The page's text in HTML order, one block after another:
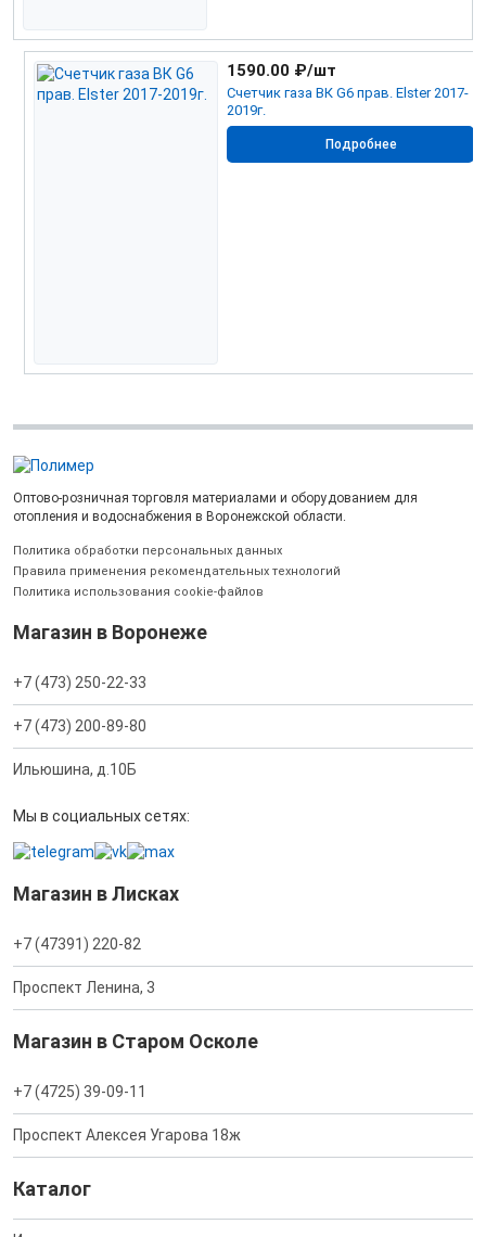
Счетчик газа ВК G6 прав. Elster 2017-
2019г.
1590.00 ₽/шт
Подробнее
Оптово-розничная торговля материалами и оборудованием для
отопления и водоснабжения в Воронежской области.
Политика обработки персональных данных
Правила применения рекомендательных технологий
Политика использования cookie-файлов
Магазин в Воронеже
+7 (473) 250-22-33
+7 (473) 200-89-80
Ильюшина, д.10Б
Мы в социальных сетях:
Магазин в Лисках
+7 (47391) 220-82
Проспект Ленина, 3
Магазин в Старом Осколе
+7 (4725) 39-09-11
Проспект Алексея Угарова 18ж
Каталог